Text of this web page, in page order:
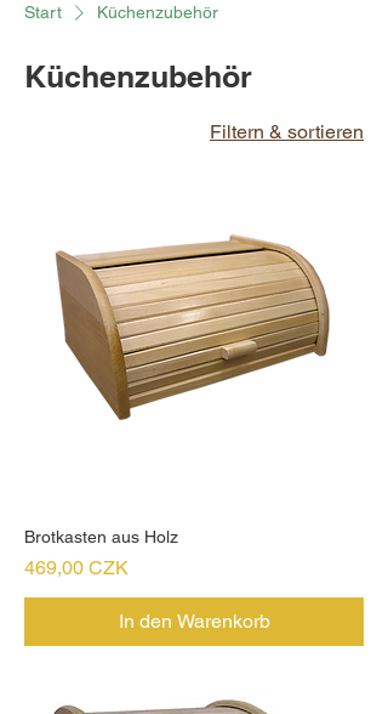
Start Küchenzubehör
Küchenzubehör
Filtern & sortieren
Brotkasten aus Holz
Preis
469,00 CZK
In den Warenkorb